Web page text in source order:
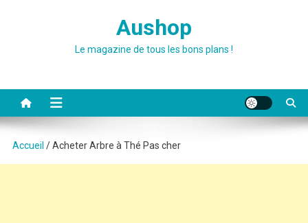
Aushop
Le magazine de tous les bons plans !
Accueil / Acheter Arbre à Thé Pas cher